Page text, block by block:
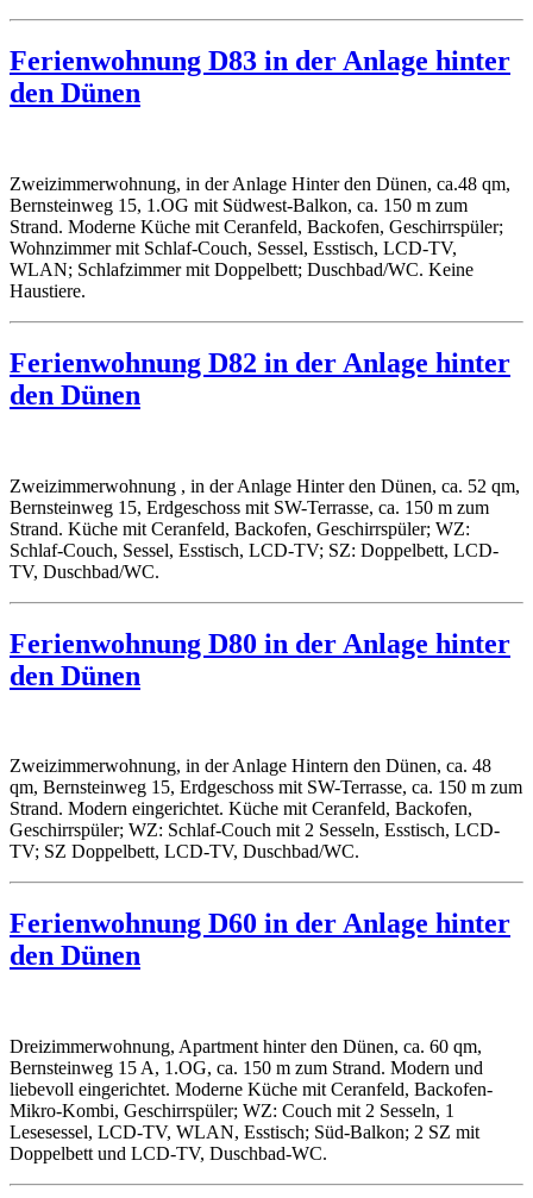
Ferienwohnung D83 in der Anlage hinter
den Dünen
Zweizimmerwohnung, in der Anlage Hinter den Dünen, ca.48 qm,
Bernsteinweg 15, 1.OG mit Südwest-Balkon, ca. 150 m zum
Strand. Moderne Küche mit Ceranfeld, Backofen, Geschirrspüler;
Wohnzimmer mit Schlaf-Couch, Sessel, Esstisch, LCD-TV,
WLAN; Schlafzimmer mit Doppelbett; Duschbad/WC. Keine
Haustiere.
Ferienwohnung D82 in der Anlage hinter
den Dünen
Zweizimmerwohnung , in der Anlage Hinter den Dünen, ca. 52 qm,
Bernsteinweg 15, Erdgeschoss mit SW-Terrasse, ca. 150 m zum
Strand. Küche mit Ceranfeld, Backofen, Geschirrspüler; WZ:
Schlaf-Couch, Sessel, Esstisch, LCD-TV; SZ: Doppelbett, LCD-
TV, Duschbad/WC.
Ferienwohnung D80 in der Anlage hinter
den Dünen
Zweizimmerwohnung, in der Anlage Hintern den Dünen, ca. 48
qm, Bernsteinweg 15, Erdgeschoss mit SW-Terrasse, ca. 150 m zum
Strand. Modern eingerichtet. Küche mit Ceranfeld, Backofen,
Geschirrspüler; WZ: Schlaf-Couch mit 2 Sesseln, Esstisch, LCD-
TV; SZ Doppelbett, LCD-TV, Duschbad/WC.
Ferienwohnung D60 in der Anlage hinter
den Dünen
Dreizimmerwohnung, Apartment hinter den Dünen, ca. 60 qm,
Bernsteinweg 15 A, 1.OG, ca. 150 m zum Strand. Modern und
liebevoll eingerichtet. Moderne Küche mit Ceranfeld, Backofen-
Mikro-Kombi, Geschirrspüler; WZ: Couch mit 2 Sesseln, 1
Lesesessel, LCD-TV, WLAN, Esstisch; Süd-Balkon; 2 SZ mit
Doppelbett und LCD-TV, Duschbad-WC.